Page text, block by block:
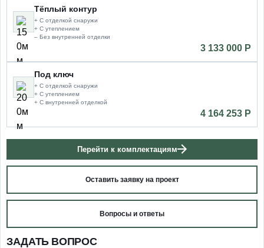
Тёплый контур
+ С отделкой снаружи
+ С утеплением
– Без внутренней отделки
3 133 000 P
Под ключ
+ С отделкой снаружи
+ С утеплением
+ С внутренней отделкой
4 164 253 P
Перейти к комплектациям
Оставить заявку на проект
Вопросы и ответы
ЗАДАТЬ ВОПРОС